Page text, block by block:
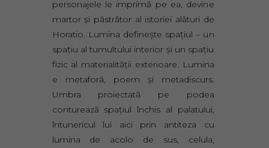
personajele le imprimă pe ea, devine
martor şi păstrător al istoriei alături de
Horatio. Lumina defineşte spaţiul – un
spaţiu al tumultului interior şi un spaţiu
fizic al materialităţii exterioare. Lumina
e metaforă, poem şi metadiscurs.
Umbra proiectată pe podea
conturează spaţiul închis al palatului,
întunericul lui aici prin antiteza cu
lumina de acolo de sus, celula,